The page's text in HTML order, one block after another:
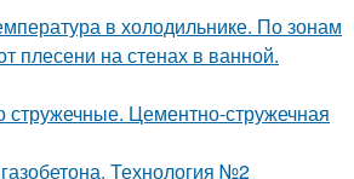
в холодильнике. По зонам
плесени на стенах в ванной.
Цементно-стружечная
Технология №2